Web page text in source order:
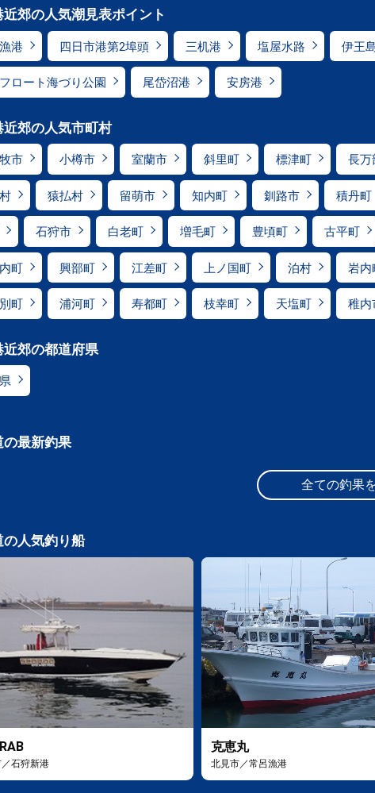
近郊の人気潮見表ポイント
港 四日市港第2埠頭 三机港 塩屋水路 伊王
ロート海づり公園 尾岱沼港 安房港
近郊の人気市町村
市 小樽市 室蘭市 斜里町 標津町 長万
猿払村 留萌市 知内町 釧路市 積丹町
石狩市 白老町 増毛町 豊頃町 古平町
町 興部町 江差町 上ノ国町 泊村 岩内
町 浦河町 寿都町 枝幸町 天塩町 稚内
近郊の都道府県
の最新釣果
全ての釣果
の人気釣り船
石狩新港
克恵丸
北見市／常呂漁港